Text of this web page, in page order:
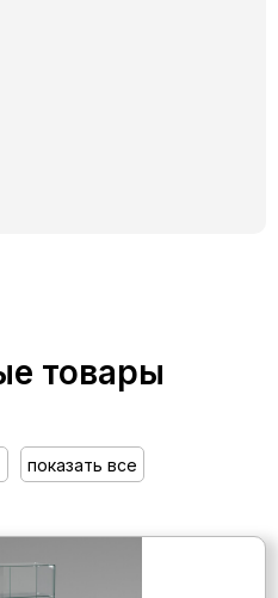
товары
показать все